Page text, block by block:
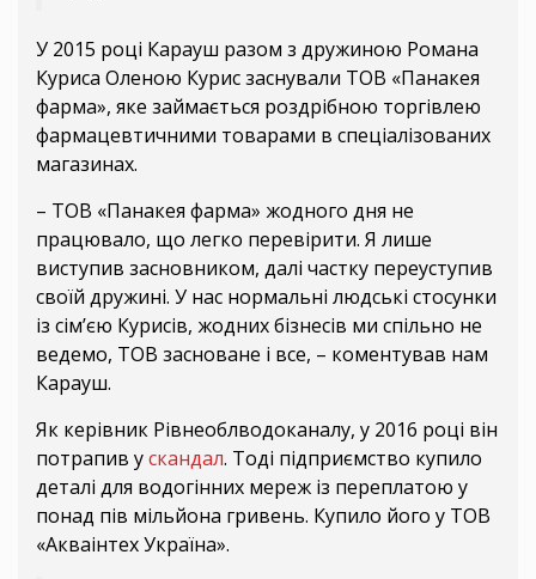
У 2015 році Карауш разом з дружиною Романа
Куриса Оленою Курис заснували ТОВ «Панакея
фарма», яке займається роздрібною торгівлею
фармацевтичними товарами в спеціалізованих
магазинах.
– ТОВ «Панакея фарма» жодного дня не
працювало, що легко перевірити. Я лише
виступив засновником, далі частку переуступив
своїй дружині. У нас нормальні людські стосунки
із сімʼєю Курисів, жодних бізнесів ми спільно не
ведемо, ТОВ засноване і все, – коментував нам
Карауш.
Як керівник Рівнеоблводоканалу, у 2016 році він
потрапив ускандал. Тоді підприємство купило
деталі для водогінних мереж із переплатою у
понад пів мільйона гривень. Купило його у ТОВ
«Акваінтех Україна».